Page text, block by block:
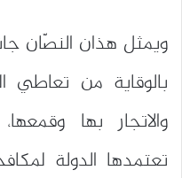
ويمثل هذان النصّان
بالوقاية من تعاطي
والاتجار بها
تعتمدها الدولة